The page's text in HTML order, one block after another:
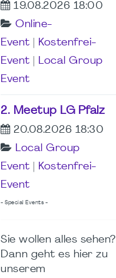
19.08.2026 18:00
Online-
Event
Kostenfrei-
Event
Local Group
Event
2. Meetup LG Pfalz
20.08.2026 18:30
Local Group
Event
Kostenfrei-
Event
- Special Events -
Sie wollen alles sehen?
Dann geht es hier zu
unserem